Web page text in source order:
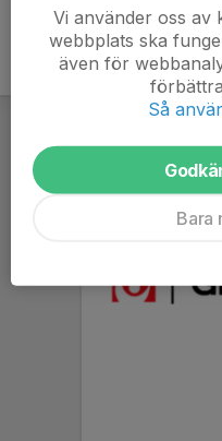
Vi använder oss
webbplats ska
även för
Så
Bara